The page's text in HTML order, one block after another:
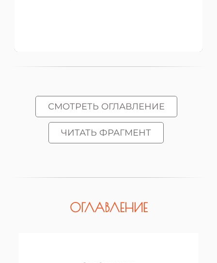
СМОТРЕТЬ ОГЛАВЛЕНИЕ
ЧИТАТЬ ФРАГМЕНТ
ОГЛАВЛЕНИЕ